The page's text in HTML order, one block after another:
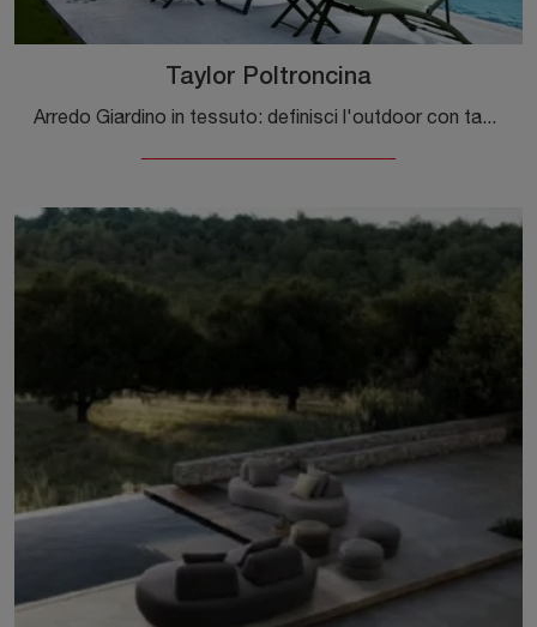
Taylor Poltroncina
Arredo Giardino in tessuto: definisci l'outdoor con tante opzioni di poltroncine da giardino dell'azienda Bizzotto.